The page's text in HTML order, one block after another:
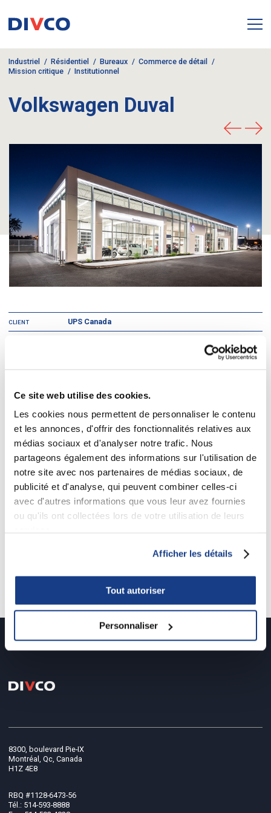
Ce site web utilise des cookies.
Les cookies nous permettent de personnaliser le contenu
et les annonces, d'offrir des fonctionnalités relatives aux
médias sociaux et d'analyser notre trafic. Nous
partageons également des informations sur l'utilisation de
notre site avec nos partenaires de médias sociaux, de
publicité et d'analyse, qui peuvent combiner celles-ci
avec d'autres informations que vous leur avez fournies
ou qu'ils ont collectées lors de votre utilisation de leurs
Afficher les détails
Tout autoriser
Personnaliser
Industriel Résidentiel Bureaux
Commerce de détail
Mission critique
Institutionnel
Volkswagen Duval
CLIENT UPS Canada
Fondé en 1919 et établi à Boucherville, le groupe Duval exploite une
concession automobile de véhicules neufs et usagés. L'entreprise
propose des véhicules de divers fabricants comme Volkswagen, Mazda,
Mercedes-Benz, Audi, BMW, Ford, GMC, Smart, Fiat, Toyota, Hyundai,
Honda, Nissan, Porsche, Buick, entre autres.
Ce projet comprenait la construction d'une nouvelle concession
automobile Volkswagen à Boucherville. Le bâtiment construit en six mois
couvre une superficie de 25 000 pi2. À l'intérieur, on y retrouve des finis et
des garnitures haut de gamme respectant les normes de qualité de la
Retour à tous les projets
projet suivant
8300, boulevard Pie-IX
Montréal, Qc, Canada
H1Z 4E8
RBQ #1128-6473-56
Tél.: 514-593-8888